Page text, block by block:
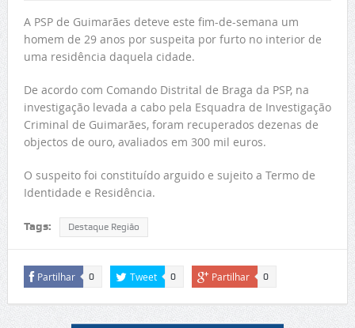
A PSP de Guimarães deteve este fim-de-semana um
homem de 29 anos por suspeita por furto no interior de
uma residência daquela cidade.
De acordo com Comando Distrital de Braga da PSP, na
investigação levada a cabo pela Esquadra de Investigação
Criminal de Guimarães, foram recuperados dezenas de
objectos de ouro, avaliados em 300 mil euros.
O suspeito foi constituído arguido e sujeito a Termo de
Identidade e Residência.
Tags: Destaque Região
Partilhar 0 Tweet 0 Partilhar 0